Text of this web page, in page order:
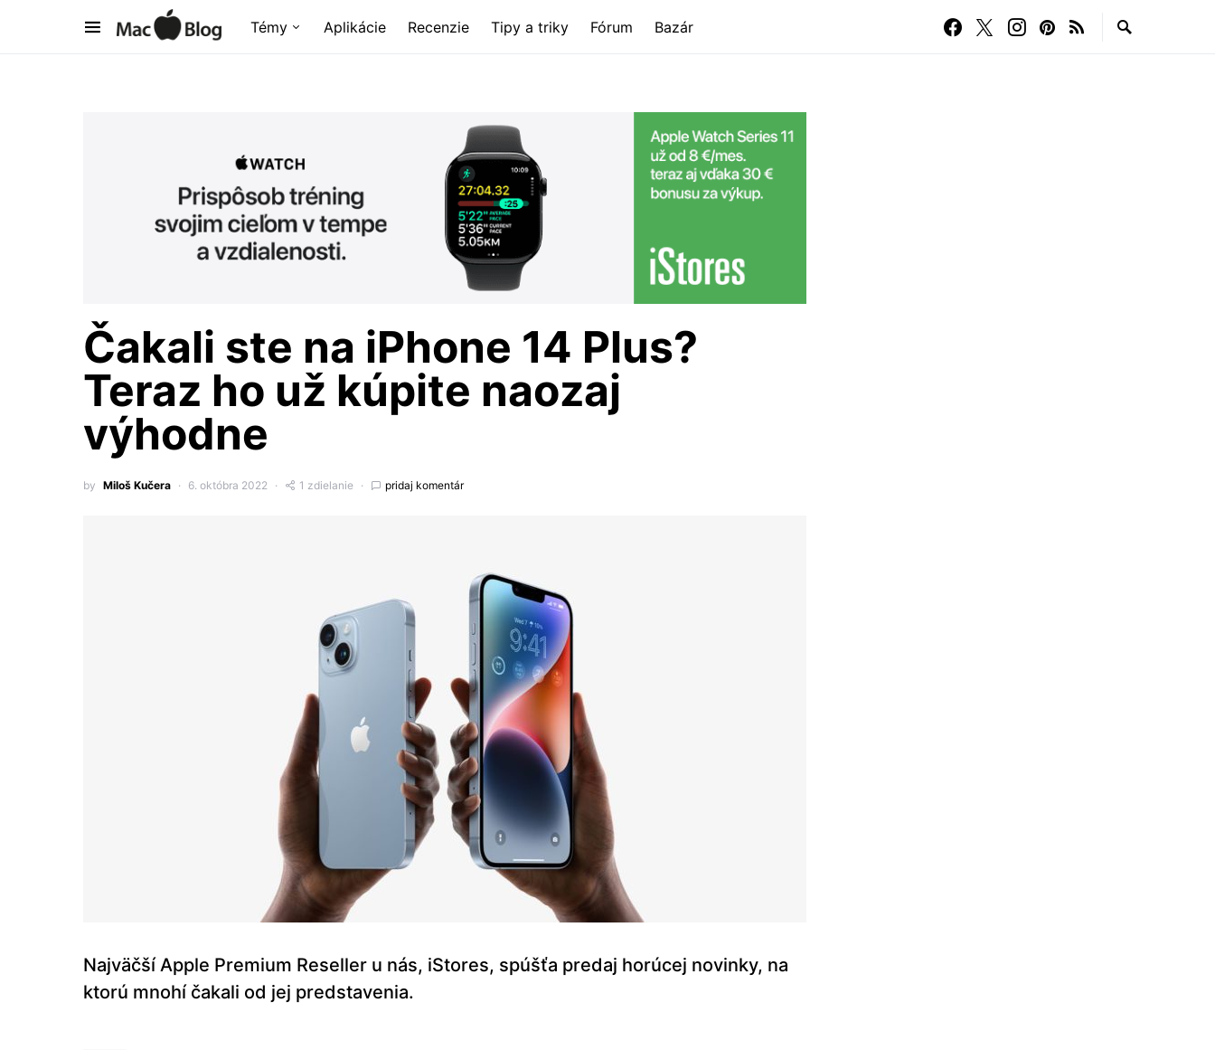
Témy Aplikácie Recenzie Tipy a triky Fórum Bazár
Čakali ste na iPhone 14 Plus?
Teraz ho už kúpite naozaj
výhodne
by Miloš Kučera 6. októbra 2022 1 zdielanie pridaj komentár
Najväčší Apple Premium Reseller u nás, iStores, spúšťa predaj horúcej novinky, na
ktorú mnohí čakali od jej predstavenia.